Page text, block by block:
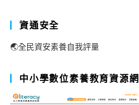
資通安全
🌏全民資安素養自我評量
中小學數位素養教育資源網